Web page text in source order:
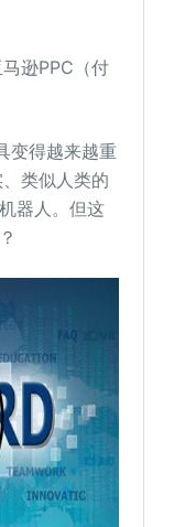
逊PPC（付
变得越来越重
类似人类的
器人。但这